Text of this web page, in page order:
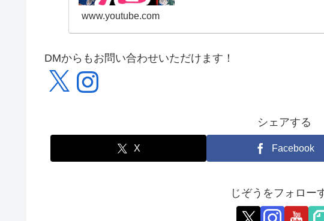
www.youtube.com
DMからもお問い合わせいただけます！
X
Instagram
シェアする
X Facebook
じぞうをフォロー